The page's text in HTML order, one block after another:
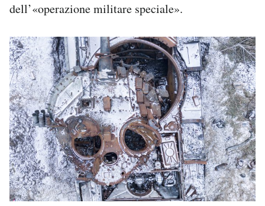
dell’«operazione militare speciale».